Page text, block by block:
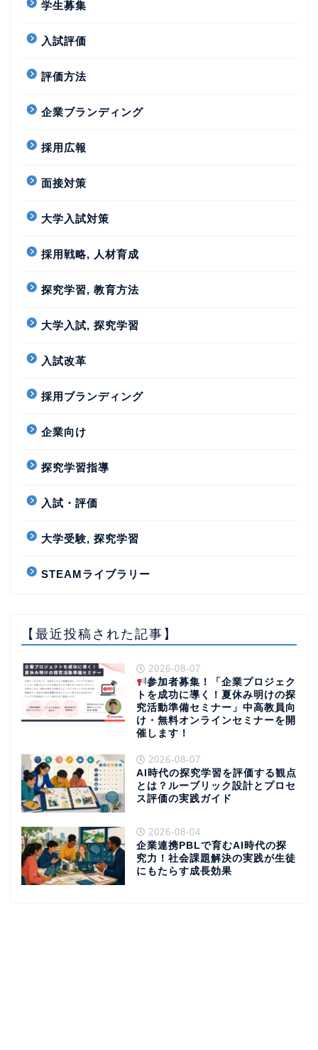
学生募集
入試評価
評価方法
企業ブランディング
採用広報
面接対策
大学入試対策
採用戦略, 人材育成
探究学習, 教育方法
大学入試, 探究学習
入試改革
採用ブランディング
企業向け
探究学習指導
入試・評価
大学受験, 探究学習
STEAMライブラリー
【最近投稿された記事】
2026-08-07
参加者募集！「企業プロジェク
トを成功に導く！夏休み明けの探
究活動準備セミナー」中高教員向
け・無料オンラインセミナーを開
催します！
2026-08-07
AI時代の探究学習を評価する観点
とは？ルーブリック設計とプロセ
ス評価の実践ガイド
2026-08-04
企業連携PBLで育むAI時代の探
究力！社会課題解決の実践が生徒
にもたらす成長効果